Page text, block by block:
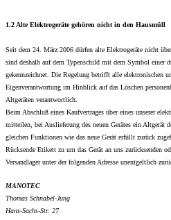
1.2 Alte Elektrogeräte gehören nicht in den Hausmüll
Seit dem 24. März 2006 dürfen alte Elektrogeräte nicht
sind deshalb auf dem Typenschild mit dem Symbol einer
gekennzeichnet. Die Regelung betrifft alle elektronischen
Eigenverantwortung im Hinblick auf das Löschen
Altgeräten verantwortlich.
Beim Abschluß eines Kaufvertrages über eines unserer
mitteilen, bei Auslieferung des neuen Gerätes ein Altgerät
gleichen Funktionen wie das neue Gerät erfüllt zurück
Rücksende Etikett zu um das Gerät an uns zurücksenden
Versandlager unter der folgenden Adresse unentgeltlich
MANOTEC
Thomas Schnabel-Jung
Hans-Sachs-Str. 27